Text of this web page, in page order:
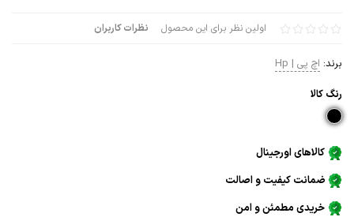
اولین نظر برای این محصول نظرات کاربران
برند: اچ پی | Hp
رنگ كالا
کالاهای اورجینال
ضمانت کیفیت و اصالت
خریدی مطمئن و امن